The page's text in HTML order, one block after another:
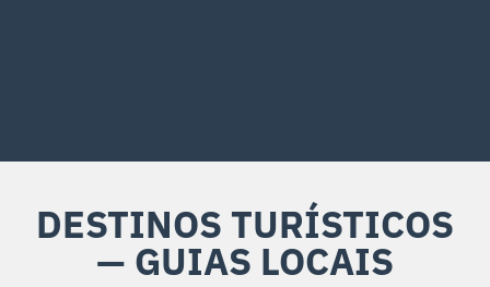
DESTINOS TURÍSTICOS
— GUIAS LOCAIS